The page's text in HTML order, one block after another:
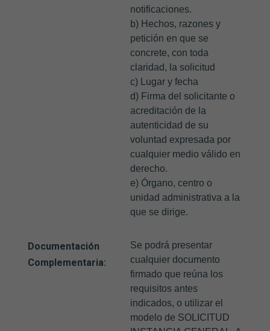
notificaciones.
b) Hechos, razones y
petición en que se
concrete, con toda
claridad, la solicitud
c) Lugar y fecha
d) Firma del solicitante o
acreditación de la
autenticidad de su
voluntad expresada por
cualquier medio válido en
derecho.
e) Órgano, centro o
unidad administrativa a la
que se dirige.
Documentación
Complementaria:
Se podrá presentar
cualquier documento
firmado que reúna los
requisitos antes
indicados, o utilizar el
modelo de SOLICITUD